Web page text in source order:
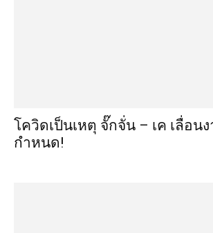
โควิดเป็นเหตุ จั๊กจั่น – เค เลื่อน
กำหนด!